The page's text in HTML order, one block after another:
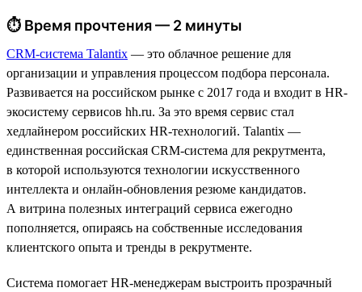
⏱ Время прочтения — 2 минуты
CRM-система Talantix — это облачное решение для
организации и управления процессом подбора персонала.
Развивается на российском рынке с 2017 года и входит в HR-
экосистему сервисов hh.ru. За это время сервис стал
хедлайнером российских HR-технологий. Talantix —
единственная российская CRM-система для рекрутмента,
в которой используются технологии искусственного
интеллекта и онлайн-обновления резюме кандидатов.
А витрина полезных интеграций сервиса ежегодно
пополняется, опираясь на собственные исследования
клиентского опыта и тренды в рекрутменте.
Система помогает HR-менеджерам выстроить прозрачный